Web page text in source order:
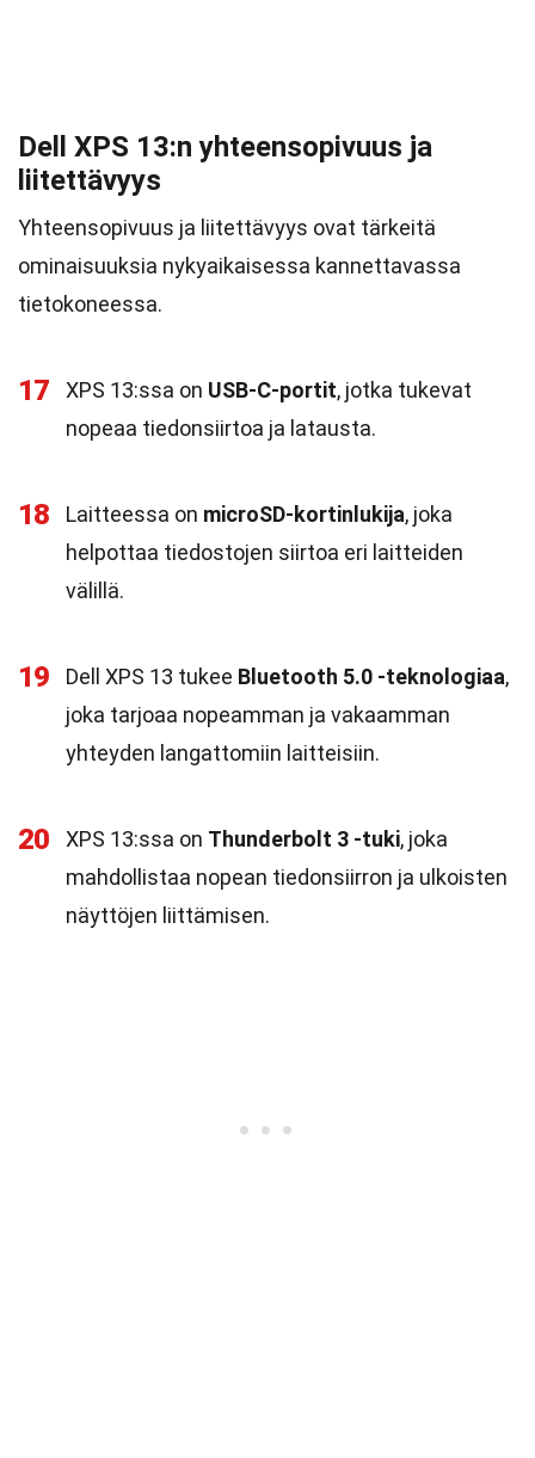
Dell XPS 13:n yhteensopivuus ja
liitettävyys
Yhteensopivuus ja liitettävyys ovat tärkeitä
ominaisuuksia nykyaikaisessa kannettavassa
tietokoneessa.
17 XPS 13:ssa on USB-C-portit, jotka tukevat
nopeaa tiedonsiirtoa ja latausta.
18 Laitteessa on microSD-kortinlukija, joka
helpottaa tiedostojen siirtoa eri laitteiden
välillä.
19 Dell XPS 13 tukee Bluetooth 5.0 -teknologiaa,
joka tarjoaa nopeamman ja vakaamman
yhteyden langattomiin laitteisiin.
20 XPS 13:ssa on Thunderbolt 3 -tuki, joka
mahdollistaa nopean tiedonsiirron ja ulkoisten
näyttöjen liittämisen.